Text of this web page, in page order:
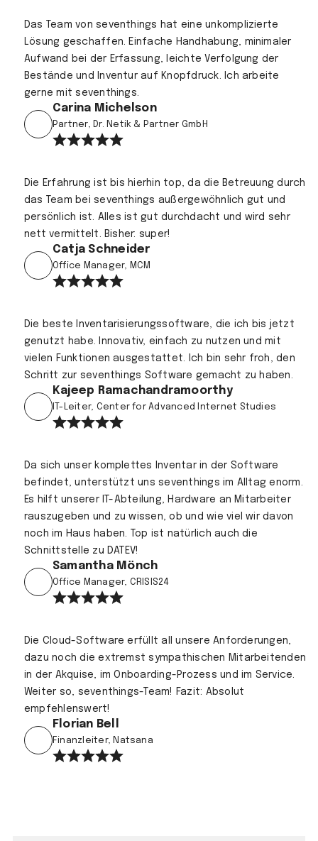
Das Team von seventhings hat eine unkomplizierte
Lösung geschaffen. Einfache Handhabung, minimaler
Aufwand bei der Erfassung, leichte Verfolgung der
Bestände und Inventur auf Knopfdruck. Ich arbeite
gerne mit seventhings.
Carina Michelson
Partner, Dr. Netik & Partner GmbH
Die Erfahrung ist bis hierhin top, da die Betreuung durch
das Team bei seventhings außergewöhnlich gut und
persönlich ist. Alles ist gut durchdacht und wird sehr
nett vermittelt. Bisher: super!
Catja Schneider
Office Manager, MCM
Die beste Inventarisierungssoftware, die ich bis jetzt
genutzt habe. Innovativ, einfach zu nutzen und mit
vielen Funktionen ausgestattet. Ich bin sehr froh, den
Schritt zur seventhings Software gemacht zu haben.
Kajeep Ramachandramoorthy
IT-Leiter, Center for Advanced Internet Studies
Da sich unser komplettes Inventar in der Software
befindet, unterstützt uns seventhings im Alltag enorm.
Es hilft unserer IT-Abteilung, Hardware an Mitarbeiter
rauszugeben und zu wissen, ob und wie viel wir davon
noch im Haus haben. Top ist natürlich auch die
Schnittstelle zu DATEV!
Samantha Mönch
Office Manager, CRISIS24
Die Cloud-Software erfüllt all unsere Anforderungen,
dazu noch die extremst sympathischen Mitarbeitenden
in der Akquise, im Onboarding-Prozess und im Service.
Weiter so, seventhings-Team! Fazit: Absolut
empfehlenswert!
Florian Bell
Finanzleiter, Natsana